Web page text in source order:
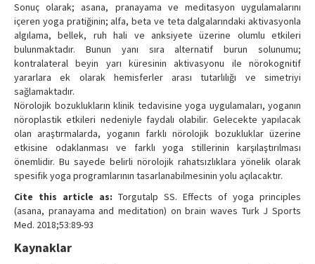
Sonuç olarak; asana, pranayama ve meditasyon uygulamalarını
içeren yoga pratiğinin; alfa, beta ve teta dalgalarındaki aktivasyonla
algılama, bellek, ruh hali ve anksiyete üzerine olumlu etkileri
bulunmaktadır. Bunun yanı sıra alternatif burun solunumu;
kontralateral beyin yarı küresinin aktivasyonu ile nörokognitif
yararlara ek olarak hemisferler arası tutarlılığı ve simetriyi
sağlamaktadır.
Nörolojik bozuklukların klinik tedavisine yoga uygulamaları, yoganın
nöroplastik etkileri nedeniyle faydalı olabilir. Gelecekte yapılacak
olan araştırmalarda, yoganın farklı nörolojik bozukluklar üzerine
etkisine odaklanması ve farklı yoga stillerinin karşılaştırılması
önemlidir. Bu sayede belirli nörolojik rahatsızlıklara yönelik olarak
spesifik yoga programlarının tasarlanabilmesinin yolu açılacaktır.
Cite this article as: Torgutalp SS. Effects of yoga principles
(asana, pranayama and meditation) on brain waves Turk J Sports
Med. 2018;53:89-93
Kaynaklar